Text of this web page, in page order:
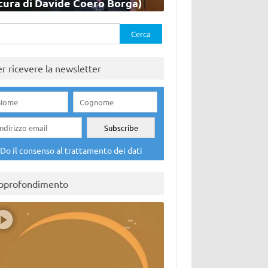
ricevere la newsletter
Do il consenso al trattamento dei dati